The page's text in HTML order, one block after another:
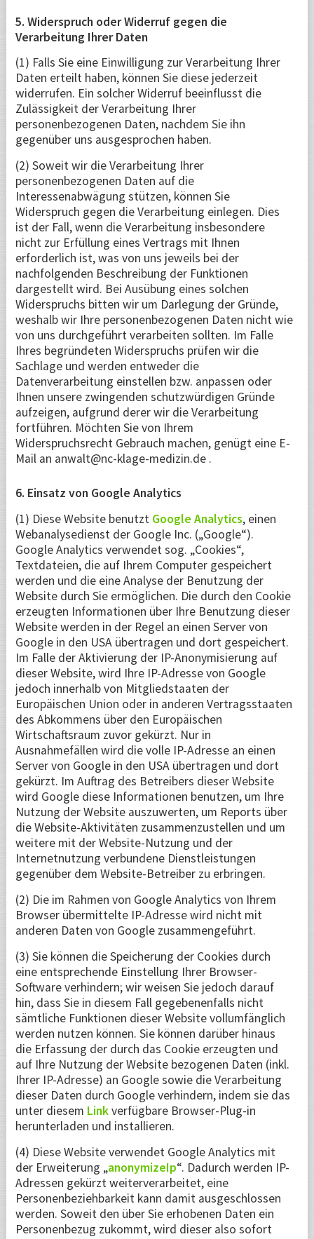
5. Widerspruch oder Widerruf gegen die
Verarbeitung Ihrer Daten
(1) Falls Sie eine Einwilligung zur Verarbeitung Ihrer
Daten erteilt haben, können Sie diese jederzeit
widerrufen. Ein solcher Widerruf beeinflusst die
Zulässigkeit der Verarbeitung Ihrer
personenbezogenen Daten, nachdem Sie ihn
gegenüber uns ausgesprochen haben.
(2) Soweit wir die Verarbeitung Ihrer
personenbezogenen Daten auf die
Interessenabwägung stützen, können Sie
Widerspruch gegen die Verarbeitung einlegen. Dies
ist der Fall, wenn die Verarbeitung insbesondere
nicht zur Erfüllung eines Vertrags mit Ihnen
erforderlich ist, was von uns jeweils bei der
nachfolgenden Beschreibung der Funktionen
dargestellt wird. Bei Ausübung eines solchen
Widerspruchs bitten wir um Darlegung der Gründe,
weshalb wir Ihre personenbezogenen Daten nicht wie
von uns durchgeführt verarbeiten sollten. Im Falle
Ihres begründeten Widerspruchs prüfen wir die
Sachlage und werden entweder die
Datenverarbeitung einstellen bzw. anpassen oder
Ihnen unsere zwingenden schutzwürdigen Gründe
aufzeigen, aufgrund derer wir die Verarbeitung
fortführen. Möchten Sie von Ihrem
Widerspruchsrecht Gebrauch machen, genügt eine E-
Mail an anwalt@nc-klage-medizin.de .
6. Einsatz von Google Analytics
(1) Diese Website benutzt Google Analytics, einen
Webanalysedienst der Google Inc. („Google“).
Google Analytics verwendet sog. „Cookies“,
Textdateien, die auf Ihrem Computer gespeichert
werden und die eine Analyse der Benutzung der
Website durch Sie ermöglichen. Die durch den Cookie
erzeugten Informationen über Ihre Benutzung dieser
Website werden in der Regel an einen Server von
Google in den USA übertragen und dort gespeichert.
Im Falle der Aktivierung der IP-Anonymisierung auf
dieser Website, wird Ihre IP-Adresse von Google
jedoch innerhalb von Mitgliedstaaten der
Europäischen Union oder in anderen Vertragsstaaten
des Abkommens über den Europäischen
Wirtschaftsraum zuvor gekürzt. Nur in
Ausnahmefällen wird die volle IP-Adresse an einen
Server von Google in den USA übertragen und dort
gekürzt. Im Auftrag des Betreibers dieser Website
wird Google diese Informationen benutzen, um Ihre
Nutzung der Website auszuwerten, um Reports über
die Website-Aktivitäten zusammenzustellen und um
weitere mit der Website-Nutzung und der
Internetnutzung verbundene Dienstleistungen
gegenüber dem Website-Betreiber zu erbringen.
(2) Die im Rahmen von Google Analytics von Ihrem
Browser übermittelte IP-Adresse wird nicht mit
anderen Daten von Google zusammengeführt.
(3) Sie können die Speicherung der Cookies durch
eine entsprechende Einstellung Ihrer Browser-
Software verhindern; wir weisen Sie jedoch darauf
hin, dass Sie in diesem Fall gegebenenfalls nicht
sämtliche Funktionen dieser Website vollumfänglich
werden nutzen können. Sie können darüber hinaus
die Erfassung der durch das Cookie erzeugten und
auf Ihre Nutzung der Website bezogenen Daten (inkl.
Ihrer IP-Adresse) an Google sowie die Verarbeitung
dieser Daten durch Google verhindern, indem sie das
unter diesem Linkverfügbare Browser-Plug-in
herunterladen und installieren.
(4) Diese Website verwendet Google Analytics mit
der Erweiterung „anonymizeIp“. Dadurch werden IP-
Adressen gekürzt weiterverarbeitet, eine
Personenbeziehbarkeit kann damit ausgeschlossen
werden. Soweit den über Sie erhobenen Daten ein
Personenbezug zukommt, wird dieser also sofort